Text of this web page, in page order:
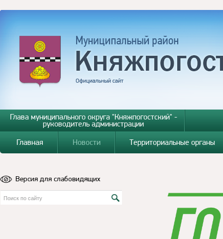
Глава муниципального округа "Княжпогостский" -
руководитель администрации
Главная
Новости Территориальные органы
Версия для слабовидящих